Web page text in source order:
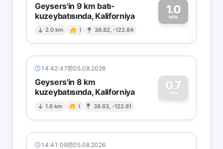
Geysers'in 9 km batı-
kuzeybatısında, Kaliforniya
2.0 km I 38.82, -122.84
1.0
MW1
14:42:47 05.08.2026
Geysers'in 8 km
kuzeybatısında, Kaliforniya
1.6 km I 38.83, -122.81
0.7
MW
0
14:41:09 05.08.2026